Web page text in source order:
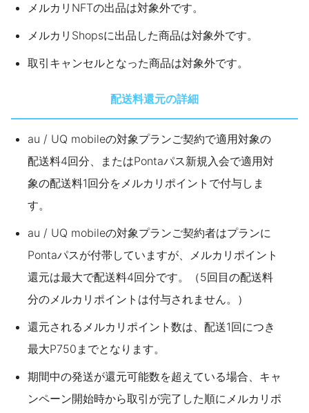
メルカリNFTの出品は対象外です。
メルカリShopsに出品した商品は対象外です。
取引キャンセルとなった商品は対象外です。
配送料還元の詳細
au / UQ mobileの対象プランご契約で適用対象の
配送料4回分、またはPontaパス新規入会で適用対
象の配送料1回分をメルカリポイントで付与しま
す。
au / UQ mobileの対象プランご契約者はプランに
Pontaパスが付帯していますが、メルカリポイント
還元は最大で配送料4回分です。（5回目の配送料
分のメルカリポイントは付与されません。）
還元されるメルカリポイント数は、配送1回につき
最大P750までとなります。
期間中の発送が還元可能数を超えている場合、キャ
ンペーン開始時から取引が完了した順にメルカリポ